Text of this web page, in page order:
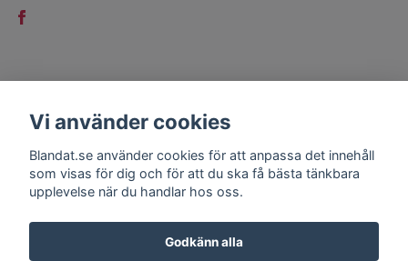
Kontakt
Köpvillkor
Vi använder cookies
Blandat.se använder cookies för att anpassa det innehåll
som visas för dig och för att du ska få bästa tänkbara
upplevelse när du handlar hos oss.
Godkänn alla